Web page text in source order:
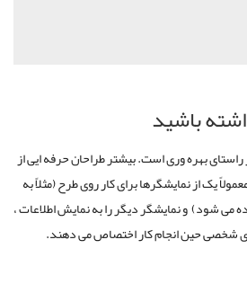
بهره وری است. بیشتر طراحان حرفه ایی از
یک از نمایشگرها برای کار روی طرح (مثلاً به
می شود) و نمایشگر دیگر را به نمایش اطلاعات ،
شخصی حین انجام کار اختصاص می دهند.